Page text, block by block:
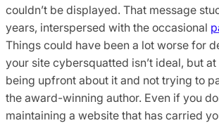
couldn’t be displayed. That message
years, interspersed with the occasional
Things could have been a lot worse for
your site cybersquatted isn’t ideal, but
being upfront about it and not trying to
the award-winning author. Even if you
maintaining a website that has carried